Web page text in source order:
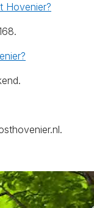
Hovenier?